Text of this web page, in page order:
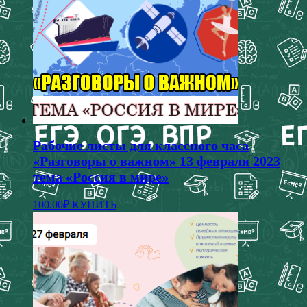
Рабочие листы для классного часа
«Разговоры о важном» 13 февраля 2023
тема «Россия в мире»
100.00₽ КУПИТЬ